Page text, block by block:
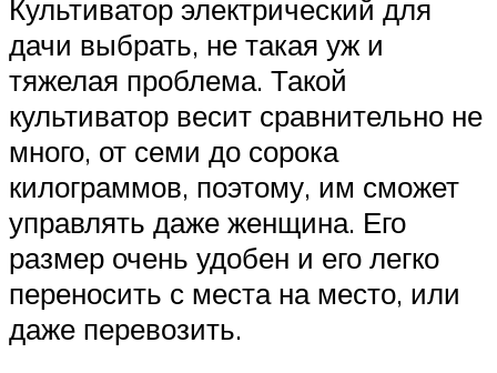
Культиватор электрический для
дачи выбрать, не такая уж и
тяжелая проблема. Такой
культиватор весит сравнительно не
много, от семи до сорока
килограммов, поэтому, им сможет
управлять даже женщина. Его
размер очень удобен и его легко
переносить с места на место, или
даже перевозить.